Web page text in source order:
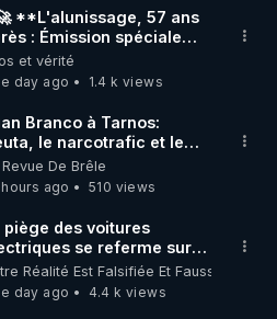
**L'alunissage, 57 ans
: Émission spéciale
John Doe !** 👨 🚀✨
et vérité
day ago
1.4 k views
Branco à Tarnos:
le narcotrafic et le
en France
De Brêle
hours ago
510 views
piège des voitures
se referme sur
usagers !
Réalité Est Falsifiée Et Fausse
day ago
4.4 k views